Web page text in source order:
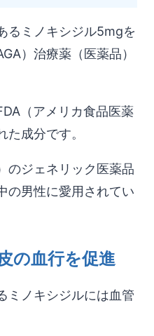
るミノキシジル5mgを
）治療薬（医薬品）
（アメリカ食品医薬
成分です。
のジェネリック医薬品
の男性に愛用されてい
の血行を促進
ミノキシジルには血管